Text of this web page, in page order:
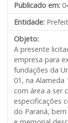
Publicado em:
Entidade:
Objeto:
A presente
empresa para
fundações da
01, na Alameda
com área a ser
especificações
do Paraná,